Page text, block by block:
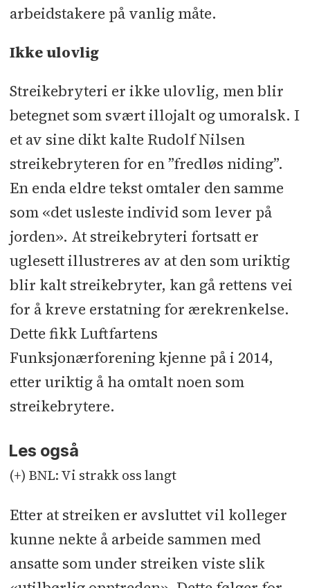
arbeidstakere på vanlig måte.
Ikke ulovlig
Streikebryteri er ikke ulovlig, men blir
betegnet som svært illojalt og umoralsk. I
et av sine dikt kalte Rudolf Nilsen
streikebryteren for en ”fredløs niding”.
En enda eldre tekst omtaler den samme
som «det usleste individ som lever på
jorden». At streikebryteri fortsatt er
uglesett illustreres av at den som uriktig
blir kalt streikebryter, kan gå rettens vei
for å kreve erstatning for ærekrenkelse.
Dette fikk Luftfartens
Funksjonærforening kjenne på i 2014,
etter uriktig å ha omtalt noen som
streikebrytere.
Les også
(+) BNL: Vi strakk oss langt
Etter at streiken er avsluttet vil kolleger
kunne nekte å arbeide sammen med
ansatte som under streiken viste slik